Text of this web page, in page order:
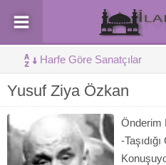
Harfe Göre Sanatçılar
Yusuf Ziya Özkan
Önderim
-